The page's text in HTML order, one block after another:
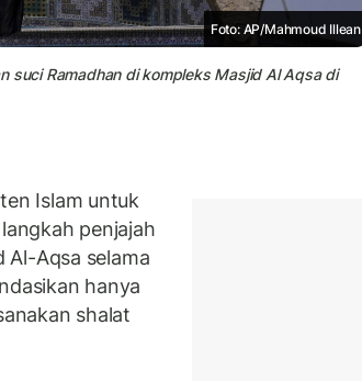
Foto: AP/Mahmoud Illean
suci Ramadhan di kompleks Masjid Al Aqsa di
Islam untuk
penjajah
Al-Aqsa selama
hanya
shalat